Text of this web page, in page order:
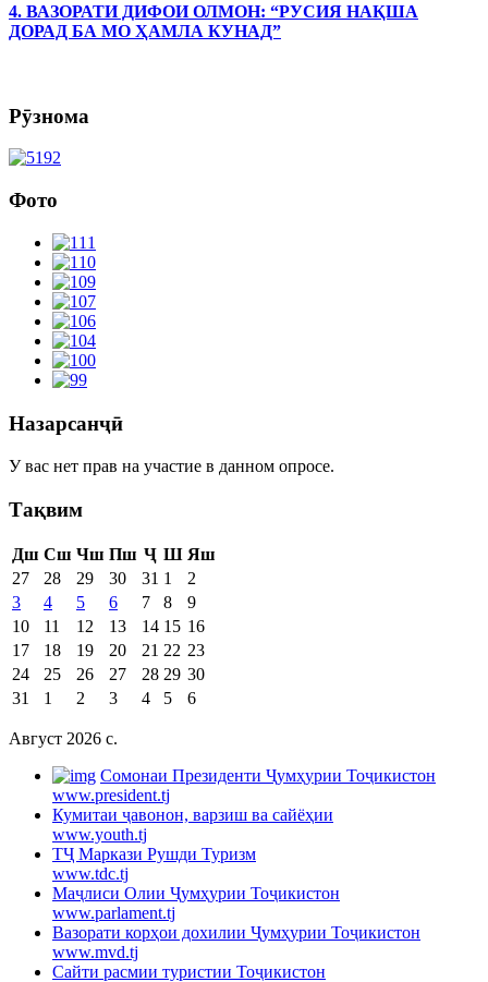
4. ВАЗОРАТИ ДИФОИ ОЛМОН: “РУСИЯ НАҚША
ДОРАД БА МО ҲАМЛА КУНАД”
Рӯзнома
Фото
Назарсанҷӣ
У вас нет прав на участие в данном опросе.
Тақвим
Дш Сш Чш Пш Ҷ Ш Яш
27
28 29 30 31 1
2
3
4 5 6 7 8
9
10
11 12 13 14 15 16
17
18 19 20 21 22 23
24
25 26 27 28 29 30
31
1 2 3 4 5 6
Август 2026 c.
Cомонаи Президенти Ҷумҳурии Тоҷикистон
www.president.tj
Кумитаи ҷавонон, варзиш ва сайёҳии
www.youth.tj
ТҶ Маркази Рушди Туризм
www.tdc.tj
Маҷлиси Олии Ҷумҳурии Тоҷикистон
www.parlament.tj
Вазорати корҳои дохилии Ҷумҳурии Тоҷикистон
www.mvd.tj
Сайти расмии туристии Тоҷикистон